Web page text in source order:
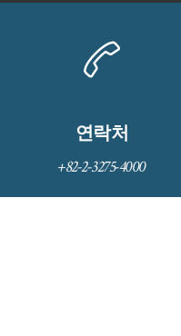
연락처
+82-2-3275-4000